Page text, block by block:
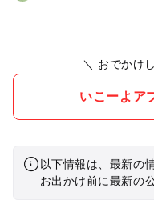
きそばなどがあったかな
＼ おでかけ
いこーよア
以下情報は、最新の
お出かけ前に最新の